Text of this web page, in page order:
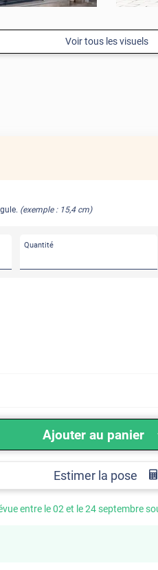
Voir tous les visuels
vitre lisible de
(exemple : 15,4 cm)
Quantité
Ajouter au panier
Estimer la pose
entre le 02 et le 24 septembre